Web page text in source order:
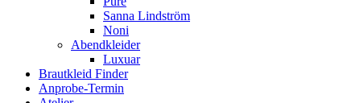
Sanna Lindström
Noni
Abendkleider
Luxuar
Brautkleid Finder
Anprobe-Termin